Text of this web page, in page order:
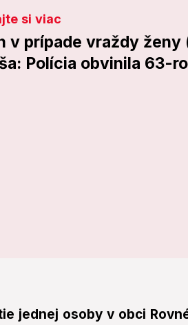
si viac
v prípade vraždy ženy
Polícia obvinila 63-
jednej osoby v obci